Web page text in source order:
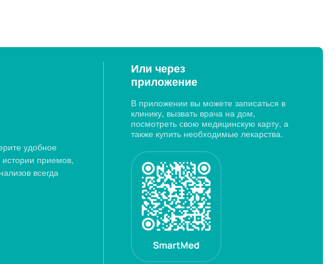
удобное
приемов,
всегда
Или через
приложение
В приложении вы можете записаться в
клинику, вызвать врача на дом,
посмотреть свою медицинскую карту, а
также купить необходимые лекарства.